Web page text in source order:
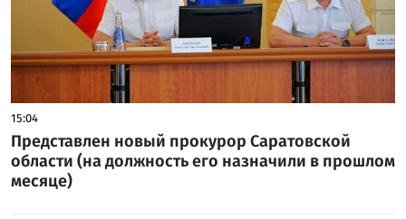
15:04
Представлен новый прокурор Саратовской
области (на должность его назначили в прошлом
месяце)